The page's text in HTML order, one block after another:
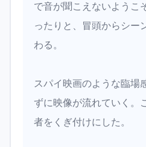
で音が聞こえないようこ
ったりと、冒頭からシー
わる。
スパイ映画のような臨場
ずに映像が流れていく。
者をくぎ付けにした。